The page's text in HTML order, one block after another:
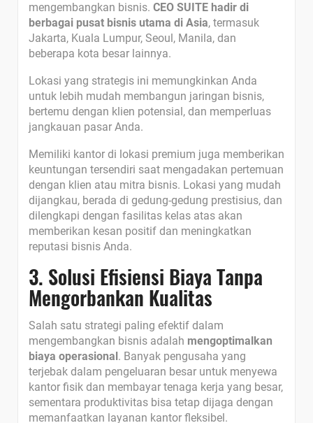
mengembangkan bisnis. CEO SUITE hadir di
berbagai pusat bisnis utama di Asia, termasuk
Jakarta, Kuala Lumpur, Seoul, Manila, dan
beberapa kota besar lainnya.
Lokasi yang strategis ini memungkinkan Anda
untuk lebih mudah membangun jaringan bisnis,
bertemu dengan klien potensial, dan memperluas
jangkauan pasar Anda.
Memiliki kantor di lokasi premium juga memberikan
keuntungan tersendiri saat mengadakan pertemuan
dengan klien atau mitra bisnis. Lokasi yang mudah
dijangkau, berada di gedung-gedung prestisius, dan
dilengkapi dengan fasilitas kelas atas akan
memberikan kesan positif dan meningkatkan
reputasi bisnis Anda.
3. Solusi Efisiensi Biaya Tanpa
Mengorbankan Kualitas
Salah satu strategi paling efektif dalam
mengembangkan bisnis adalah mengoptimalkan
biaya operasional . Banyak pengusaha yang
terjebak dalam pengeluaran besar untuk menyewa
kantor fisik dan membayar tenaga kerja yang besar,
sementara produktivitas bisa tetap dijaga dengan
memanfaatkan layanan kantor fleksibel.